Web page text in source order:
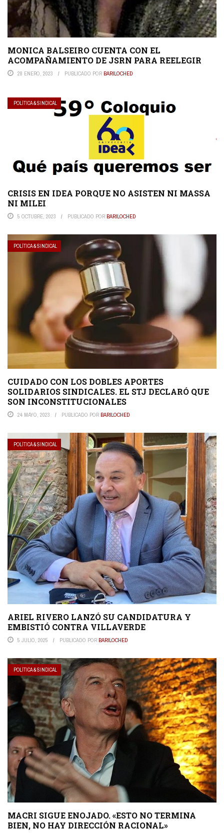
MONICA BALSEIRO CUENTA CON EL
ACOMPAÑAMIENTO DE JSRN PARA REELEGIR
28 ENERO, 2023 PUBLICADO POR BARILOCHED
POLÍTICA & SINDICAL
CRISIS EN IDEA PORQUE NO ASISTEN NI MASSA
NI MILEI
5 OCTUBRE, 2023 PUBLICADO POR BARILOCHED
POLÍTICA & SINDICAL
CUIDADO CON LOS DOBLES APORTES
SOLIDARIOS SINDICALES. EL STJ DECLARÓ QUE
SON INCONSTITUCIONALES
24 MAYO, 2023 PUBLICADO POR BARILOCHED
POLÍTICA & SINDICAL
ARIEL RIVERO LANZÓ SU CANDIDATURA Y
EMBISTIÓ CONTRA VILLAVERDE
5 JULIO, 2025 PUBLICADO POR BARILOCHED
POLÍTICA & SINDICAL
MACRI SIGUE ENOJADO. «ESTO NO TERMINA
BIEN, NO HAY DIRECCIÓN RACIONAL»